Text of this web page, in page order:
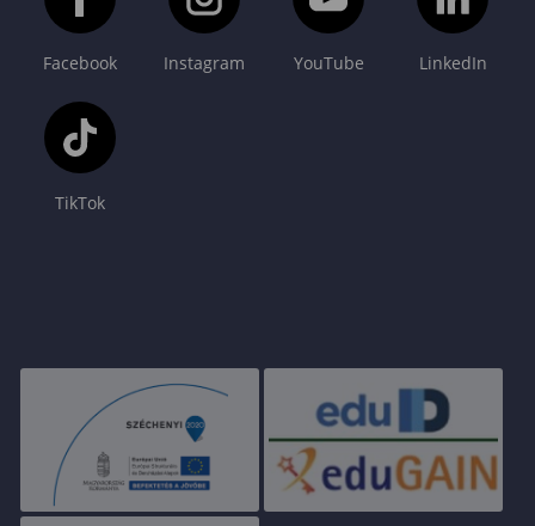
Facebook Instagram YouTube LinkedIn
TikTok